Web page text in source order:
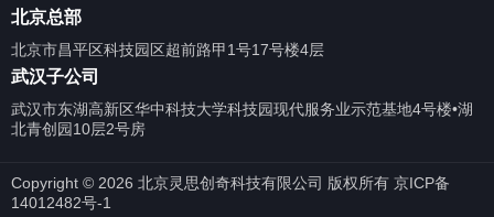
北京总部
北京市昌平区科技园区超前路甲1号17号楼4层
武汉子公司
武汉市东湖高新区华中科技大学科技园现代服务业示范基地4号楼•湖
北青创园10层2号房
Copyright © 2026 北京灵思创奇科技有限公司 版权所有 京ICP备
14012482号-1